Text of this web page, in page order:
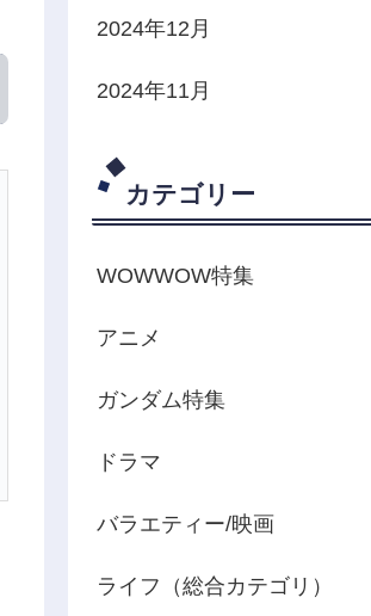
2024年12月
2024年11月
カテゴリー
WOWWOW特集
アニメ
ガンダム特集
ドラマ
バラエティー/映画
ライフ（総合カテゴリ）